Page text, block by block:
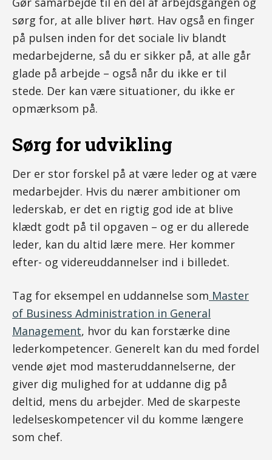
sørg for, at alle bliver hørt. Hav også en finger
på pulsen inden for det sociale liv blandt
medarbejderne, så du er sikker på, at alle går
glade på arbejde – også når du ikke er til
stede. Der kan være situationer, du ikke er
opmærksom på.
Sørg for udvikling
Der er stor forskel på at være leder og at være
medarbejder. Hvis du nærer ambitioner om
lederskab, er det en rigtig god ide at blive
klædt godt på til opgaven – og er du allerede
leder, kan du altid lære mere. Her kommer
efter- og videreuddannelser ind i billedet.
Tag for eksempel en uddannelse som Master
of Business Administration in General
Management, hvor du kan forstærke dine
lederkompetencer. Generelt kan du med fordel
vende øjet mod masteruddannelserne, der
giver dig mulighed for at uddanne dig på
deltid, mens du arbejder. Med de skarpeste
ledelseskompetencer vil du komme længere
som chef.